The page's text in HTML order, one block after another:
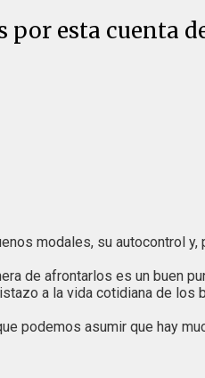
por esta cuenta
modales, su autocontrol
de afrontarlos es un buen
a la vida cotidiana de los
podemos asumir que hay